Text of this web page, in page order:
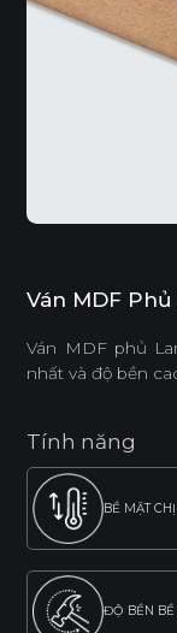
Ván MDF
Ván MDF phủ
nhất và độ bền
Tính năng
BỀ MẶT
ĐỘ BỀN BỀ